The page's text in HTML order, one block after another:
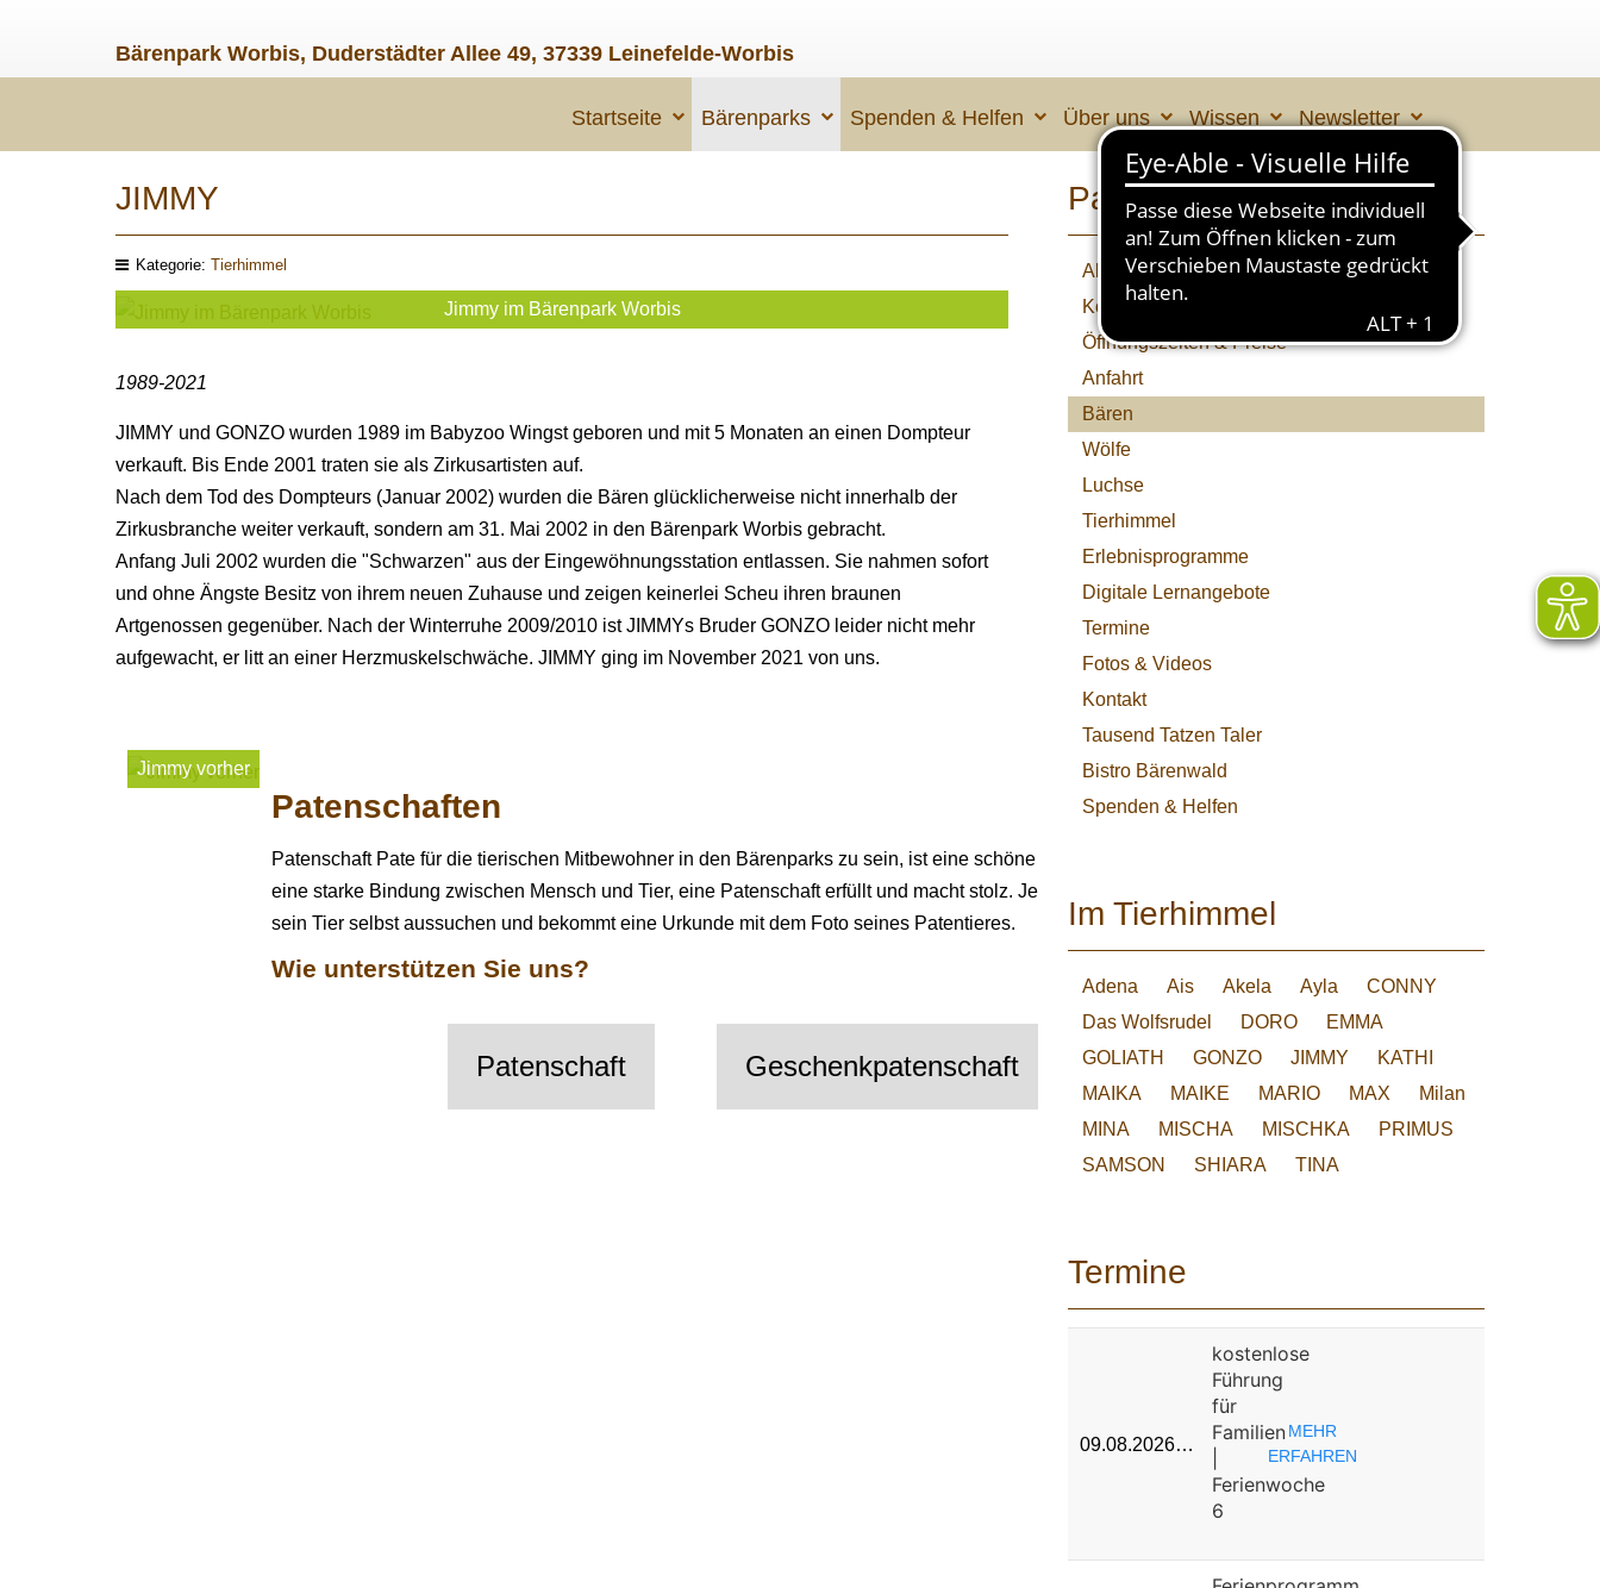
Bärenpark Worbis, Duderstädter Allee 49, 37339 Leinefelde-Worbis
Startseite Bärenparks Spenden & Helfen Über uns Wissen Newsletter
JIMMY
Kategorie: Tierhimmel
Jimmy im Bärenpark Worbis
1989-2021
JIMMY und GONZO wurden 1989 im Babyzoo Wingst geboren und mit 5 Monaten an einen Dompteur
verkauft. Bis Ende 2001 traten sie als Zirkusartisten auf.
Nach dem Tod des Dompteurs (Januar 2002) wurden die Bären glücklicherweise nicht innerhalb der
Zirkusbranche weiter verkauft, sondern am 31. Mai 2002 in den Bärenpark Worbis gebracht.
Anfang Juli 2002 wurden die "Schwarzen" aus der Eingewöhnungsstation entlassen. Sie nahmen sofort
und ohne Ängste Besitz von ihrem neuen Zuhause und zeigen keinerlei Scheu ihren braunen
Artgenossen gegenüber. Nach der Winterruhe 2009/2010 ist JIMMYs Bruder GONZO leider nicht mehr
aufgewacht, er litt an einer Herzmuskelschwäche. JIMMY ging im November 2021 von uns.
Jimmy vorher
Patenschaften
Patenschaft Pate für die tierischen Mitbewohner in den Bärenparks zu sein, ist eine schöne Sache: Es entsteht
eine starke Bindung zwischen Mensch und Tier, eine Patenschaft erfüllt und macht stolz. Jeder Pate darf sich
sein Tier selbst aussuchen und bekommt eine Urkunde mit dem Foto seines Patentieres.
Wie unterstützen Sie uns?
Patenschaft Geschenkpatenschaft
Parknavigation
Aktuelles
Kolumne
Öffnungszeiten & Preise
Anfahrt
Bären
Wölfe
Luchse
Tierhimmel
Erlebnisprogramme
Digitale Lernangebote
Termine
Fotos & Videos
Kontakt
Tausend Tatzen Taler
Bistro Bärenwald
Spenden & Helfen
Im Tierhimmel
Adena Ais Akela Ayla
CONNY
Das Wolfsrudel
DORO
EMMA
GOLIATH
GONZO JIMMY
KATHI
MAIKA
MAIKE MARIO MAX
Milan
MINA
MISCHA MISCHKA
PRIMUS
SAMSON
SHIARA TINA
Termine
09.08.2026…
kostenlose
Führung
für
Familien
Ferienwoche
6
MEHR
ERFAHREN